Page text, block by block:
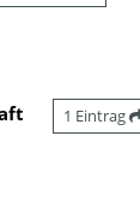
1 Eintrag